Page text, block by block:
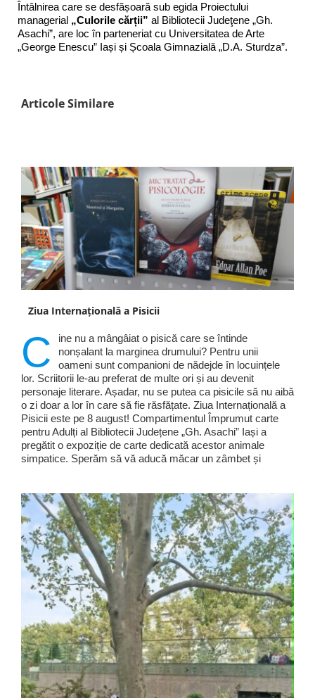
Întâlnirea care se desfășoară sub egida Proiectului
managerial „Culorile cărții” al Bibliotecii Judeţene „Gh.
Asachi”, are loc în parteneriat cu Universitatea de Arte
„George Enescu” Iași și Școala Gimnazială „D.A. Sturdza”.
Articole Similare
Ziua Internațională a Pisicii
C
ine nu a mângâiat o pisică care se întinde
nonșalant la marginea drumului? Pentru unii
oameni sunt companioni de nădejde în locuințele
lor. Scriitorii le-au preferat de multe ori și au devenit
personaje literare. Așadar, nu se putea ca pisicile să nu aibă
o zi doar a lor în care să fie răsfățate. Ziua Internațională a
Pisicii este pe 8 august! Compartimentul Împrumut carte
pentru Adulți al Bibliotecii Județene „Gh. Asachi” Iași a
pregătit o expoziție de carte dedicată acestor animale
simpatice. Sperăm să vă aducă măcar un zâmbet și